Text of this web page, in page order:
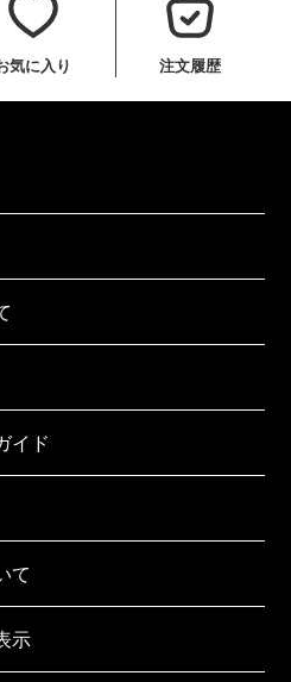
気に入り 注文履歴
イド
て
示